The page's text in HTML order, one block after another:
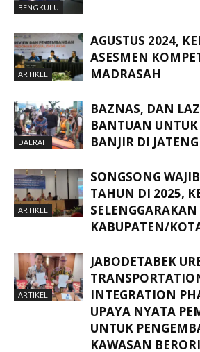
BENGKULU
ARTIKEL
AGUSTUS 2024,
ASESMEN
MADRASAH
DAERAH
BAZNAS, DAN
BANTUAN
BANJIR DI JATENG
ARTIKEL
SONGSONG
TAHUN DI 2025,
KABUPATEN/
ARTIKEL
JABODETABEK
INTEGRATION
UPAYA NYATA
UNTUK
KAWASAN